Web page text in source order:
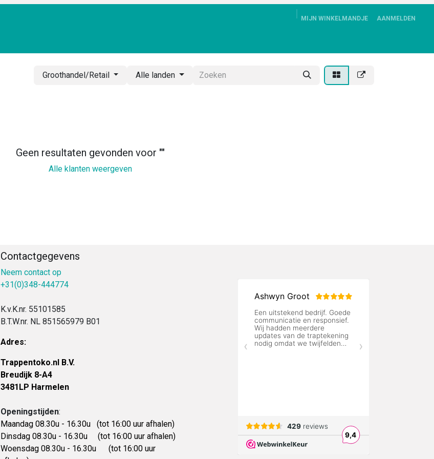
MIJN WINKELMANDJE AANMELDEN
Groothandel/Retail Alle landen
Geen resultaten gevonden voor ""
Alle klanten weergeven
Contactgegevens
Neem contact op
+31(0)348-444774
K.v.K.nr. 55101585
B.T.W.nr. NL 851565979 B01
Adres:
Trappentoko.nl B.V.
Breudijk 8-A4
3481LP Harmelen
Openingstijden:
Maandag 08.30u - 16.30u
(tot 16:00 uur afhalen)
Dinsdag 08.30u - 16.30u
(tot 16:00 uur afhalen)
Woensdag 08.30u - 16.30u (tot 16:00 uur